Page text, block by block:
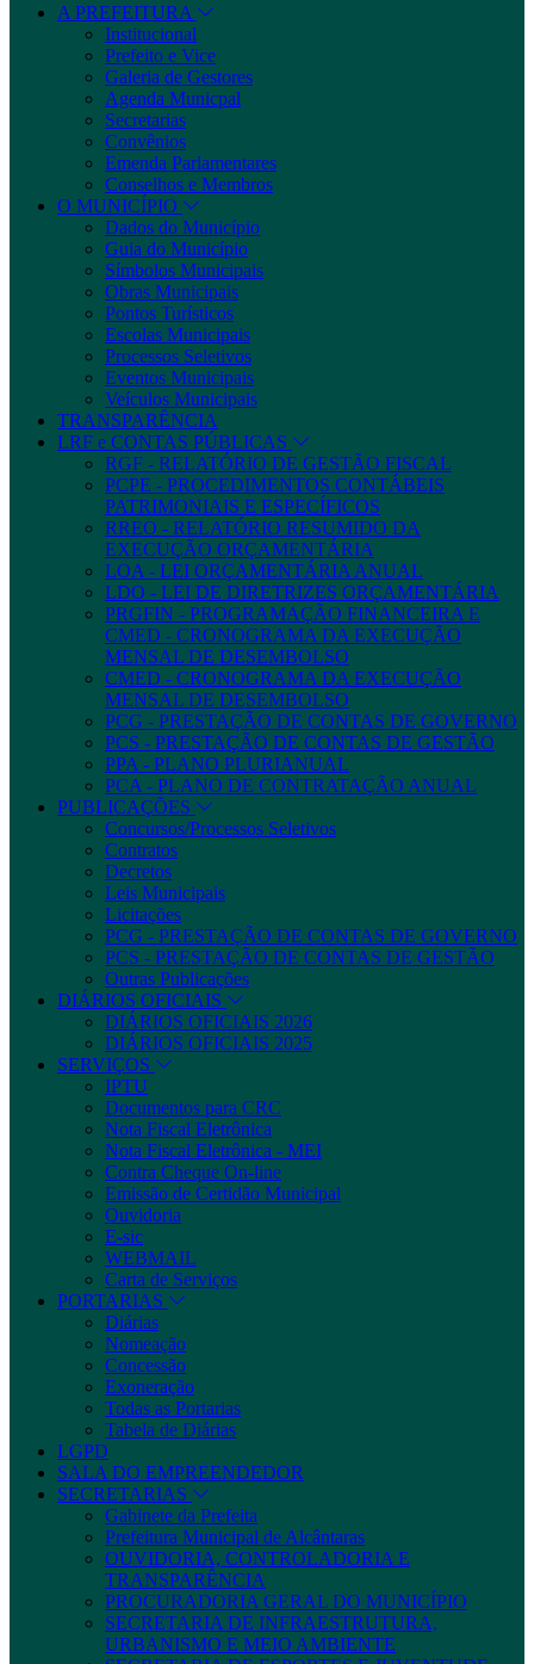
A PREFEITURA
Institucional
Prefeito e Vice
Galeria de Gestores
Agenda Municpal
Secretarias
Convênios
Emenda Parlamentares
Conselhos e Membros
O MUNICÍPIO
Dados do Município
Guia do Município
Símbolos Municipais
Obras Municipais
Pontos Turísticos
Escolas Municipais
Processos Seletivos
Eventos Municipais
Veículos Municipais
TRANSPARÊNCIA
LRF e CONTAS PÚBLICAS
RGF - RELATÓRIO DE GESTÃO FISCAL
PCPE - PROCEDIMENTOS CONTÁBEIS
PATRIMONIAIS E ESPECÍFICOS
RREO - RELATÓRIO RESUMIDO DA
EXECUÇÃO ORÇAMENTÁRIA
LOA - LEI ORÇAMENTÁRIA ANUAL
LDO - LEI DE DIRETRIZES ORÇAMENTÁRIA
PRGFIN - PROGRAMAÇÃO FINANCEIRA E
CMED - CRONOGRAMA DA EXECUÇÃO
MENSAL DE DESEMBOLSO
CMED - CRONOGRAMA DA EXECUÇÃO
MENSAL DE DESEMBOLSO
PCG - PRESTAÇÃO DE CONTAS DE GOVERNO
PCS - PRESTAÇÃO DE CONTAS DE GESTÃO
PPA - PLANO PLURIANUAL
PCA - PLANO DE CONTRATAÇÃO ANUAL
PUBLICAÇÕES
Concursos/Processos Seletivos
Contratos
Decretos
Leis Municipais
Licitações
PCG - PRESTAÇÃO DE CONTAS DE GOVERNO
PCS - PRESTAÇÃO DE CONTAS DE GESTÃO
Outras Publicações
DIÁRIOS OFICIAIS
DIÁRIOS OFICIAIS 2026
DIÁRIOS OFICIAIS 2025
SERVIÇOS
IPTU
Documentos para CRC
Nota Fiscal Eletrônica
Nota Fiscal Eletrônica - MEI
Contra Cheque On-line
Emissão de Certidão Municipal
Ouvidoria
E-sic
WEBMAIL
Carta de Serviços
PORTARIAS
Diárias
Nomeação
Concessão
Exoneração
Todas as Portarias
Tabela de Diárias
LGPD
SALA DO EMPREENDEDOR
SECRETARIAS
Gabinete da Prefeita
Prefeitura Municipal de Alcântaras
OUVIDORIA, CONTROLADORIA E
TRANSPARÊNCIA
PROCURADORIA GERAL DO MUNICÍPIO
SECRETARIA DE INFRAESTRUTURA,
URBANISMO E MEIO AMBIENTE